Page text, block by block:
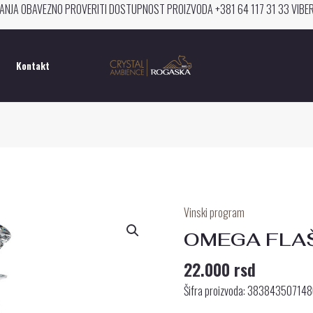
OBAVEZNO PROVERITI DOSTUPNOST PROIZVODA +381 64 117 31 33
Kontakt
Vinski program
OMEGA
22.000 rsd
Šifra proizvoda:
OMEGA
FLAŠA
VINO
količina